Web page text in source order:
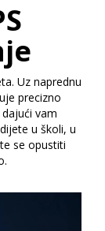
Uz naprednu
precizno
vam
u školi, u
se opustiti